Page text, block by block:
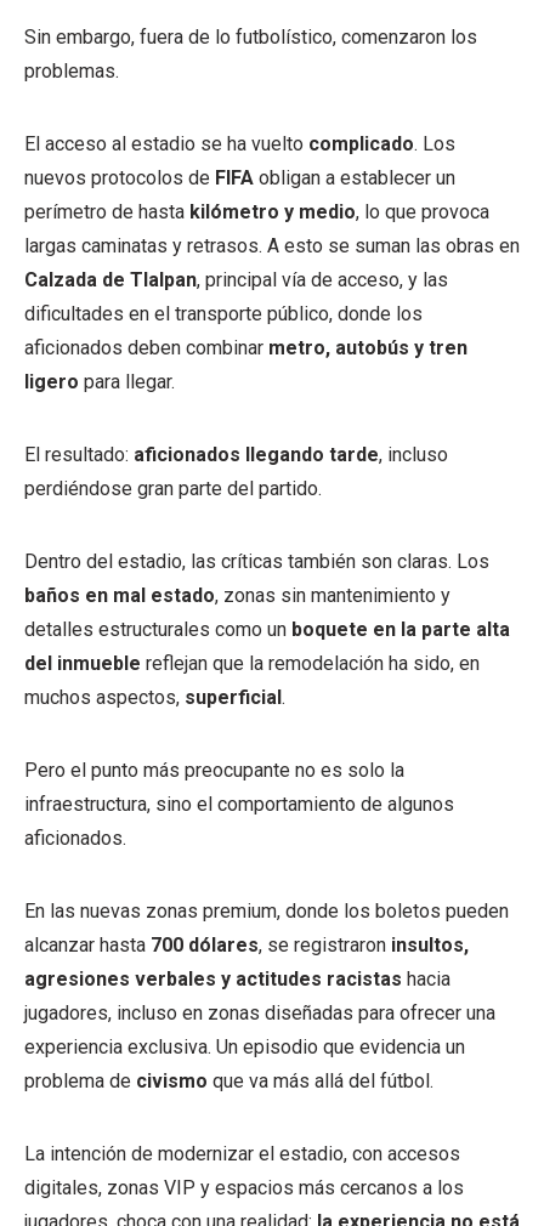
Sin embargo, fuera de lo futbolístico, comenzaron los
problemas.
El acceso al estadio se ha vuelto complicado. Los
nuevos protocolos de FIFA obligan a establecer un
perímetro de hasta kilómetro y medio, lo que provoca
largas caminatas y retrasos. A esto se suman las obras en
Calzada de Tlalpan, principal vía de acceso, y las
dificultades en el transporte público, donde los
aficionados deben combinar metro, autobús y tren
ligero para llegar.
El resultado: aficionados llegando tarde, incluso
perdiéndose gran parte del partido.
Dentro del estadio, las críticas también son claras. Los
baños en mal estado, zonas sin mantenimiento y
detalles estructurales como un boquete en la parte alta
del inmueble reflejan que la remodelación ha sido, en
muchos aspectos, superficial.
Pero el punto más preocupante no es solo la
infraestructura, sino el comportamiento de algunos
aficionados.
En las nuevas zonas premium, donde los boletos pueden
alcanzar hasta 700 dólares, se registraron insultos,
agresiones verbales y actitudes racistas hacia
jugadores, incluso en zonas diseñadas para ofrecer una
experiencia exclusiva. Un episodio que evidencia un
problema de civismo que va más allá del fútbol.
La intención de modernizar el estadio, con accesos
digitales, zonas VIP y espacios más cercanos a los